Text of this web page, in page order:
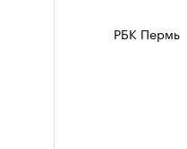
РБК Пермь